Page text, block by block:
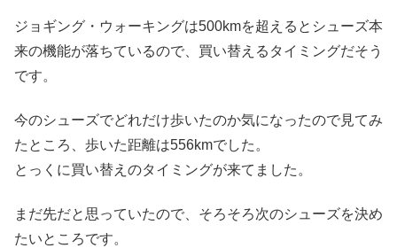
ジョギング・ウォーキングは500kmを超えるとシューズ本
来の機能が落ちているので、買い替えるタイミングだそう
です。
今のシューズでどれだけ歩いたのか気になったので見てみ
たところ、歩いた距離は556kmでした。
とっくに買い替えのタイミングが来てました。
まだ先だと思っていたので、そろそろ次のシューズを決め
たいところです。